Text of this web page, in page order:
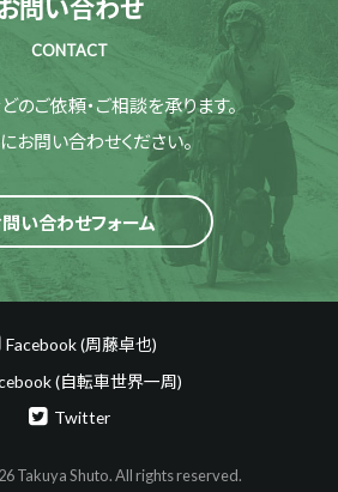
問い合わせ
CONTACT
のご依頼・ご相談を承ります。
お問い合わせください。
い合わせフォーム
Facebook (周藤卓也)
(自転車世界一周)
Twitter
Takuya Shuto. All rights reserved.